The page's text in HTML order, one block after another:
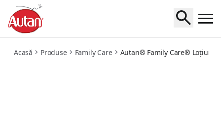
Acasă Produse Family Care Autan® Family Care® Loțiune